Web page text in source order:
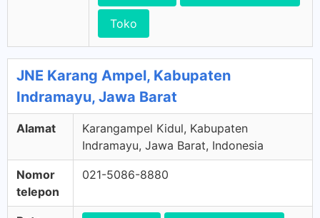
Toko
JNE Karang Ampel, Kabupaten
Indramayu, Jawa Barat
Alamat
Karangampel Kidul, Kabupaten
Indramayu, Jawa Barat, Indonesia
Nomor
telepon
021-5086-8880